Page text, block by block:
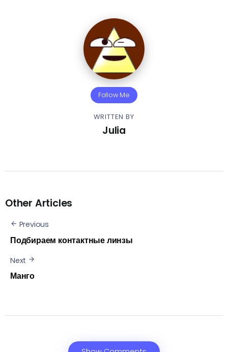
Follow Me
WRITTEN BY
Julia
Other Articles
Previous
Подбираем контактные линзы
Next
Манго